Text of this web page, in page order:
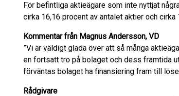
För befintliga aktieägare som inte nyttjat
cirka 16,16 procent av antalet aktier och
Kommentar från Magnus Andersson, VD
”Vi är väldigt glada över att så många
en fortsatt tro på bolaget och dess framtida
förväntas bolaget ha finansiering fram till
Rådgivare